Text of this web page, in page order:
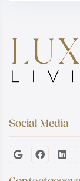
Social Media